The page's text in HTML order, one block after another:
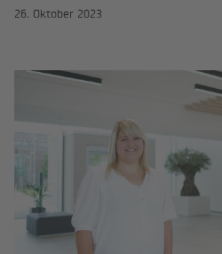
26. Oktober 2023
Interview mit